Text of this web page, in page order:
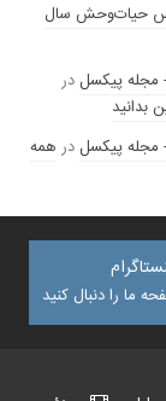
حیات‌وحش سال
در
بدانید
در همه
ما را دنبال کنید